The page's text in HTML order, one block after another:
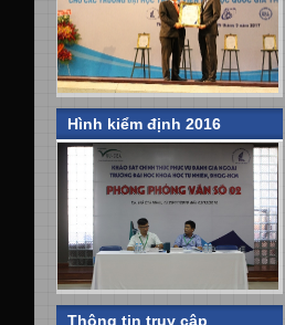
Hình kiểm định 2016
Thông tin truy cập